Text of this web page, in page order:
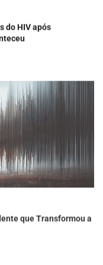
HIV após
que Transformou a